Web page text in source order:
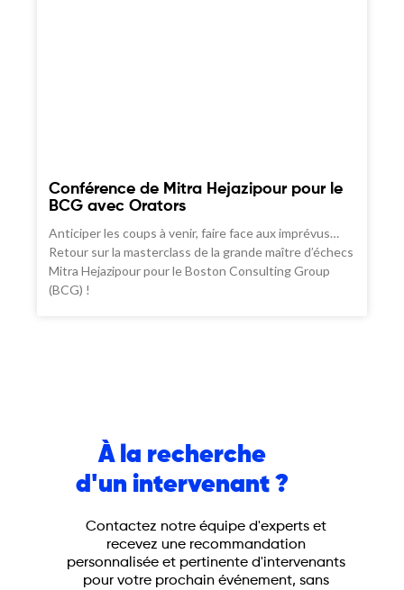
Conférence de Mitra Hejazipour pour le
BCG avec Orators
Anticiper les coups à venir, faire face aux imprévus…
Retour sur la masterclass de la grande maître d’échecs
Mitra Hejazipour pour le Boston Consulting Group
(BCG) !
À la recherche
d'un intervenant ?
Contactez notre équipe d'experts et
recevez une recommandation
personnalisée et pertinente d'intervenants
pour votre prochain événement, sans